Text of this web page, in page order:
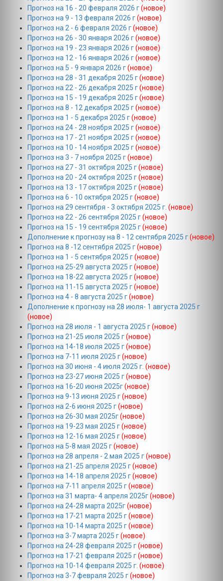
Прогноз на 16 - 20 февраля 2026 г(новое)
Прогноз на 9 - 13 февраля 2026 г(новое)
Прогноз на 2 - 6 февраля 2026 г(новое)
Прогноз на 26 - 30 января 2026 г(новое)
Прогноз на 19 - 23 января 2026 г(новое)
Прогноз на 12 - 16 января 2026 г(новое)
Прогноз на 5 - 9 января 2026 г(новое)
Прогноз на 28 - 31 декабря 2025 г(новое)
Прогноз на 22 - 26 декабря 2025 г(новое)
Прогноз на 15 - 19 декабря 2025 г(новое)
Прогноз на 8 - 12 декабря 2025 г(новое)
Прогноз на 1 - 5 декабря 2025 г(новое)
Прогноз на 24 - 28 ноября 2025 г(новое)
Прогноз на 17 - 21 ноября 2025 г(новое)
Прогноз на 10 - 14 ноября 2025 г(новое)
Прогноз на 3 - 7 ноября 2025 г(новое)
Прогноз на 27 - 31 октября 2025 г(новое)
Прогноз на 20 - 24 октября 2025 г(новое)
Прогноз на 13 - 17 октября 2025 г(новое)
Прогноз на 6 - 10 октября 2025 г(новое)
Прогноз на 29 сентября - 3 октября 2025 г. (новое)
Прогноз на 22 - 26 сентября 2025 г(новое)
Прогноз на 15 - 19 сентября 2025 г(новое)
Дополнение к прогнозу на 8 - 12 сентября 2025 г(новое)
Прогноз на 8 -12 сентября 2025 г(новое)
Прогноз на 1 - 5 сентября 2025 г(новое)
Прогноз на 25-29 августа 2025 г(новое)
Прогноз на 18-22 августа 2025 г(новое)
Прогноз на 11-15 августа 2025 г(новое)
Прогноз на 4 - 8 августа 2025 г(новое)
Дополнение к прогнозу на 28 июля- 1 августа 2025 г
(новое)
Прогноз на 28 июля - 1 августа 2025 г(новое)
Прогноз на 21-25 июля 2025 г(новое)
Прогноз на 14-18 июля 2025 г(новое)
Прогноз на 7-11 июля 2025 г(новое)
Прогноз на 30 июня - 4 июля 2025 г. (новое)
Прогноз на 23-27 июня 2025 г(новое)
Прогноз на 16-20 июня 2025г(новое)
Прогноз на 9-13 июня 2025 г(новое)
Прогноз на 2-6 июня 2025 г(новое)
Прогноз на 26-30 мая 2025г(новое)
Прогноз на 19-23 мая 2025 г(новое)
Прогноз на 12-16 мая 2025 г(новое)
Прогноз на 5-8 мая 2025 г(новое)
Прогноз на 28 апреля - 2 мая 2025 г(новое)
Прогноз на 21-25 апреля 2025 г(новое)
Прогноз на 14-18 апреля 2025 г(новое)
Прогноз на 7-11 апреля 2025 г(новое)
Прогноз на 31 марта- 4 апреля 2025г(новое)
Прогноз на 24-28 марта 2025г(новое)
Прогноз на 17-21 марта 2025 г(новое)
Прогноз на 10-14 марта 2025 г(новое)
Прогноз на 3-7 марта 2025 г(новое)
Прогноз на 24-28 февраля 2025 г(новое)
Прогноз на 17-21 февраля 2025 г(новое)
Прогноз на 10-14 февраля 2025 г. (новое)
Прогноз на 3-7 февраля 2025 г(новое)